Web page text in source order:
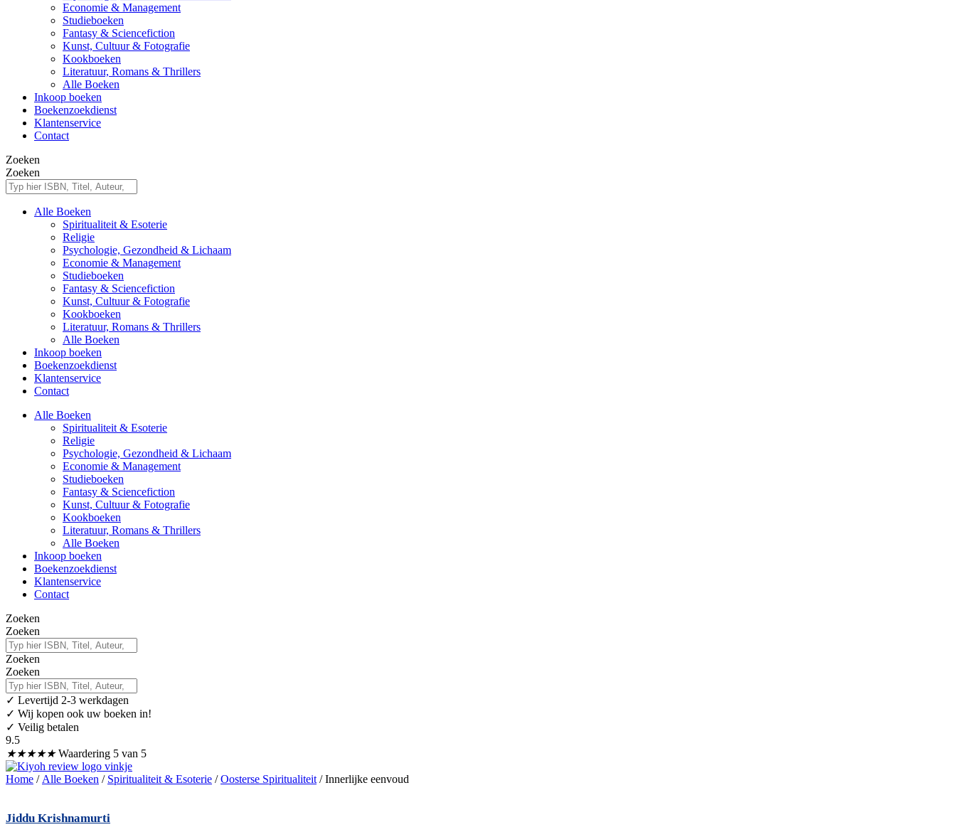
Economie & Management
Studieboeken
Fantasy & Sciencefiction
Kunst, Cultuur & Fotografie
Kookboeken
Literatuur, Romans & Thrillers
Alle Boeken
Inkoop boeken
Boekenzoekdienst
Klantenservice
Contact
Zoeken
Zoeken
Alle Boeken
Spiritualiteit & Esoterie
Religie
Psychologie, Gezondheid & Lichaam
Economie & Management
Studieboeken
Fantasy & Sciencefiction
Kunst, Cultuur & Fotografie
Kookboeken
Literatuur, Romans & Thrillers
Alle Boeken
Inkoop boeken
Boekenzoekdienst
Klantenservice
Contact
Alle Boeken
Spiritualiteit & Esoterie
Religie
Psychologie, Gezondheid & Lichaam
Economie & Management
Studieboeken
Fantasy & Sciencefiction
Kunst, Cultuur & Fotografie
Kookboeken
Literatuur, Romans & Thrillers
Alle Boeken
Inkoop boeken
Boekenzoekdienst
Klantenservice
Contact
Zoeken
Zoeken
Zoeken
Zoeken
✓ Levertijd 2-3 werkdagen
✓ Wij kopen ook uw boeken in!
✓ Veilig betalen
9.5
★★★★★ Waardering 5 van 5
Home / Alle Boeken / Spiritualiteit & Esoterie /Oosterse Spiritualiteit / Innerlijke eenvoud
Jiddu Krishnamurti